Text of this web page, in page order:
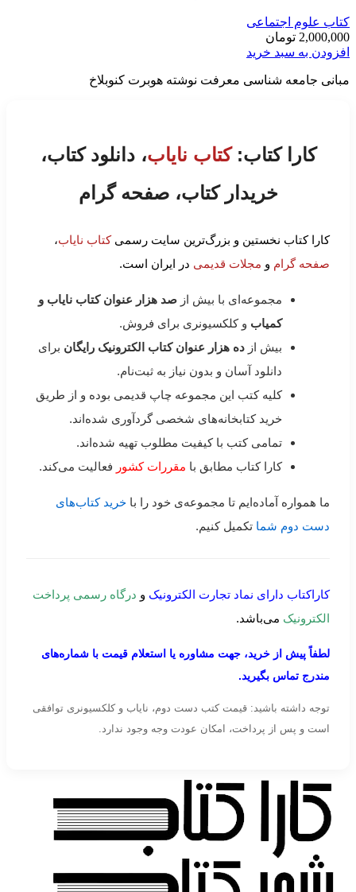
کتاب علوم اجتماعی
2,000,000 تومان
افزودن به سبد خرید
مبانی جامعه شناسی معرفت نوشته هوبرت کنوبلاخ
کارا کتاب:کتاب نایاب، دانلود کتاب،
خریدار کتاب، صفحه گرام
کارا کتاب نخستین و بزرگ‌ترین سایت رسمیکتاب نایاب،
صفحه گرام و مجلات قدیمی در ایران است.
مجموعه‌ای با بیش از صد هزار عنوان کتاب نایاب و
کمیاب و کلکسیونری برای فروش.
بیش از ده هزار عنوان کتاب الکترونیک رایگان برای
دانلود آسان و بدون نیاز به ثبت‌نام.
کلیه کتب این مجموعه چاپ قدیمی بوده و از طریق
خرید کتابخانه‌های شخصی گردآوری شده‌اند.
تمامی کتب با کیفیت مطلوب تهیه شده‌اند.
کارا کتاب مطابق با مقررات کشور فعالیت می‌کند.
ما همواره آماده‌ایم تا مجموعه‌ی خود را با خرید کتاب‌های
دست دوم شما تکمیل کنیم.
کاراکتاب دارای نماد تجارت الکترونیک و درگاه رسمی پرداخت
الکترونیک می‌باشد.
لطفاً پیش از خرید، جهت مشاوره یا استعلام قیمت با شماره‌های
مندرج تماس بگیرید.
توجه داشته باشید: قیمت کتب دست دوم، نایاب و کلکسیونری توافقی
است و پس از پرداخت، امکان عودت وجه وجود ندارد.